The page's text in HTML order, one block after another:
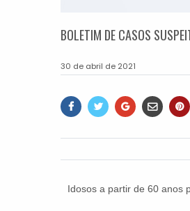
BOLETIM DE CASOS
30 de abril de 2021
Idosos a partir de 60 anos